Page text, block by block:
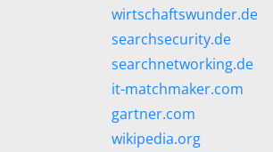
wirtschaftswunder.de
searchsecurity.de
searchnetworking.de
it-matchmaker.com
gartner.com
wikipedia.org